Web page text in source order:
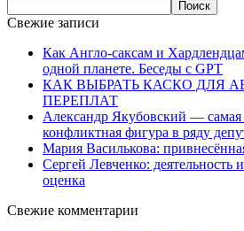
Свежие записи
Как Англо-саксам и
одной планете. Беседы с GPT
КАК ВЫБРАТЬ КАСКО ДЛЯ
ПЕРЕПЛАТ
Александр Якубовский —
конфликтная фигура в ряду
Мария Василькова:
Сергей Левченко: деятельность
оценка
Свежие комментарии